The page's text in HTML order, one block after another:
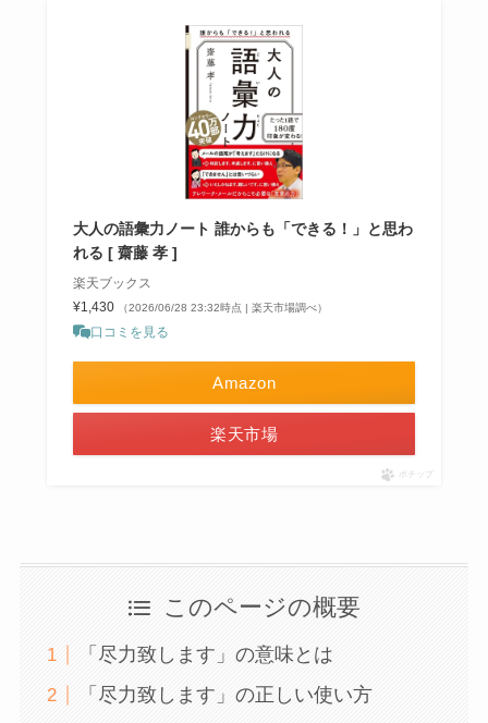
大人の語彙力ノート 誰からも「できる！」と思わ
れる [ 齋藤 孝 ]
楽天ブックス
¥1,430
（2026/06/28 23:32時点 | 楽天市場調べ）
口コミを見る
Amazon
楽天市場
ポチップ
このページの概要
「尽力致します」の意味とは
「尽力致します」の正しい使い方